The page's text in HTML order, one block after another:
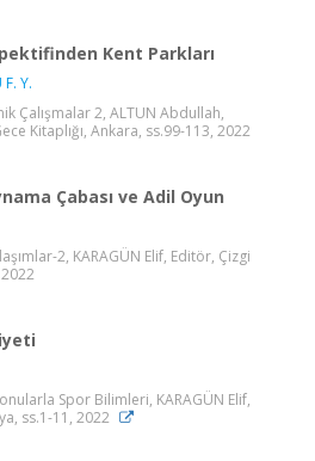
Kent Parkları
Y.
Çalışmalar 2, ALTUN Abdullah,
Kitaplığı, Ankara, ss.99-113, 2022
Çabası ve Adil Oyun
2, KARAGÜN Elif, Editör, Çizgi
Spor Bilimleri, KARAGÜN Elif,
ss.1-11, 2022